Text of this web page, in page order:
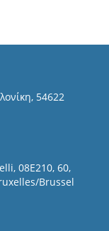
54622
08E210, 60,
Brussel